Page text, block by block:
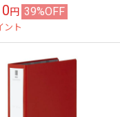
ー ﾌ-NE650DB ネオス 多枚
円 39%OFF
ント